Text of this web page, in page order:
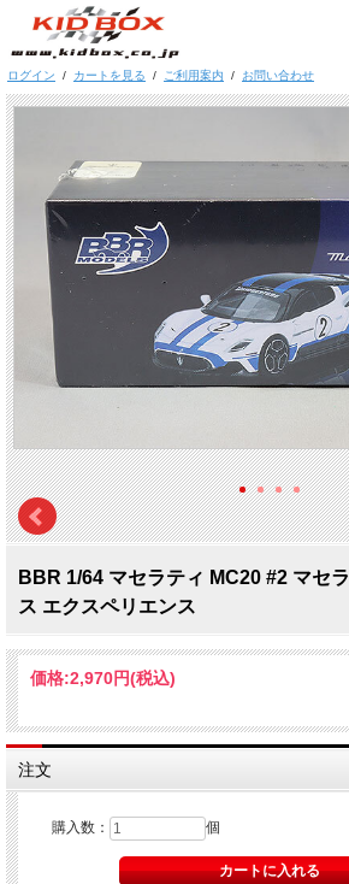
ログイン / カートを見る / ご利用案内 / お問い合わせ
BBR 1/64 マセラティ MC20 #2 マセ
ス エクスペリエンス
価格:2,970円(税込)
注文
購入数： 個